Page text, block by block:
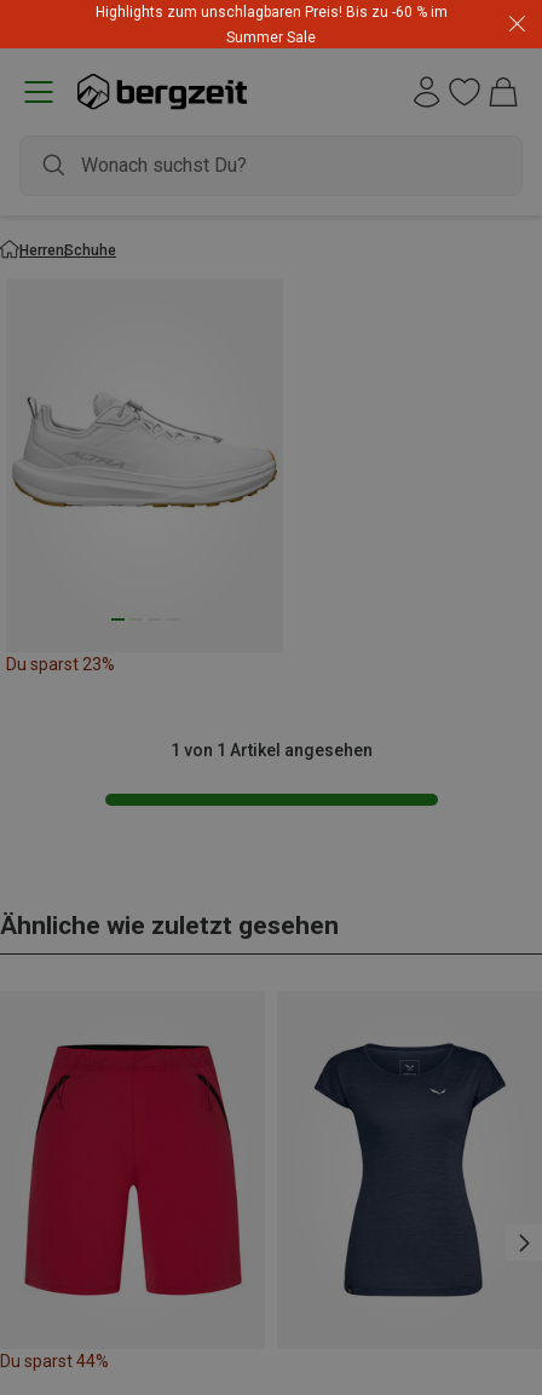
Highlights zum unschlagbaren Preis! Bis zu -60 % im
Summer Sale
HerrenSchuhe
Du sparst 23%
1 von 1 Artikel angesehen
Ähnliche wie zuletzt gesehen
Du sparst 44%